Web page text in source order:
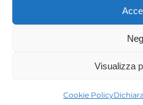
Visualizza
Cookie Policy